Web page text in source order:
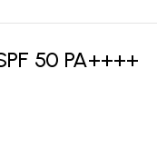
50 PA++++